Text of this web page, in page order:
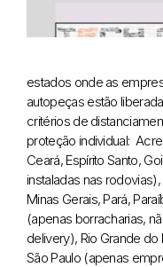
estados onde as
autopeças estão
critérios de
proteção individual:
Ceará, Espírito Santo,
instaladas nas
Minas Gerais, Pará,
(apenas borracharias,
delivery), Rio Grande do
São Paulo (apenas